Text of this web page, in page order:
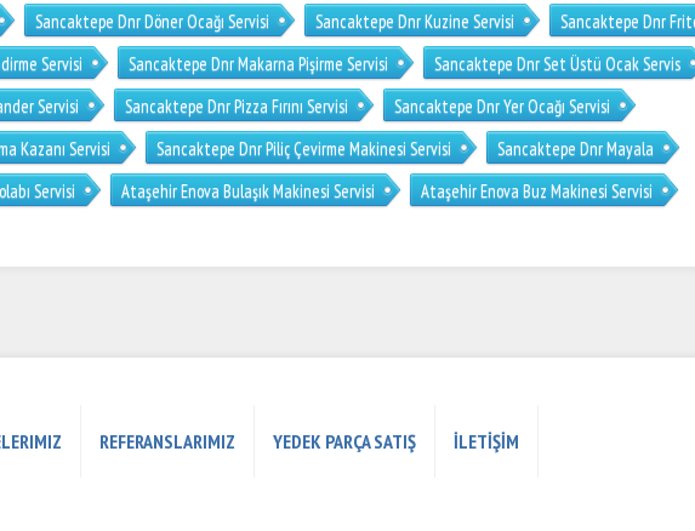
Sancaktepe Dnr Döner Ocağı Servisi Sancaktepe Dnr Kuzine Servisi
Sancaktepe Dnr
Servisi Sancaktepe Dnr Makarna Pişirme Servisi
Sancaktepe Dnr Set Üstü Ocak Servis
Servisi Sancaktepe Dnr Pizza Fırını Servisi
Sancaktepe Dnr Yer Ocağı Servisi
Kazanı Servisi Sancaktepe Dnr Piliç Çevirme Makinesi Servisi
Sancaktepe Dnr Mayala
Servisi Ataşehir Enova Bulaşık Makinesi Servisi
Ataşehir Enova Buz Makinesi Servisi
REFERANSLARIMIZ YEDEK PARÇA SATIŞ İLETİŞİM